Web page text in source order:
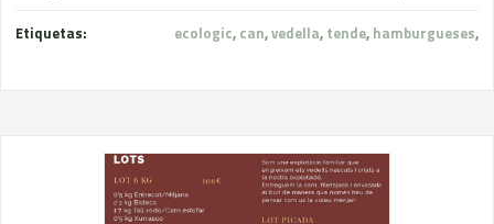
Etiquetas: ecologic, can,vedella, tende, hamburgueses,